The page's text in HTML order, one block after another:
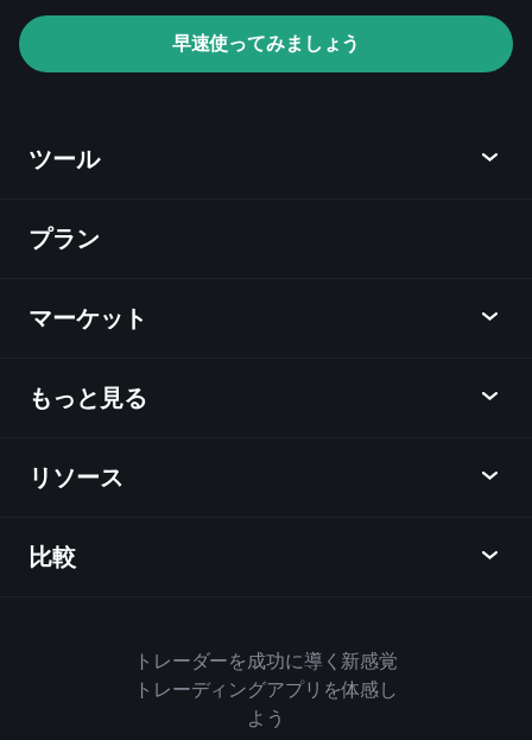
AIによる日々の市場インサイト
オ
早速使ってみましょう
ツール
ディスカバー
チャート
ニュース
ラーニングハブ
メッセンジャー
プラン
マーケット
概要
外国為替
指数
もっと見る
アフィリエイトプログラム
企業情報
Playtradeについて
リソース
ヘルプセンター
ハウスルール
クッキーポリシー
比較
トレーダーを成功に導く新感覚
トレーディングアプリを体感し
よう